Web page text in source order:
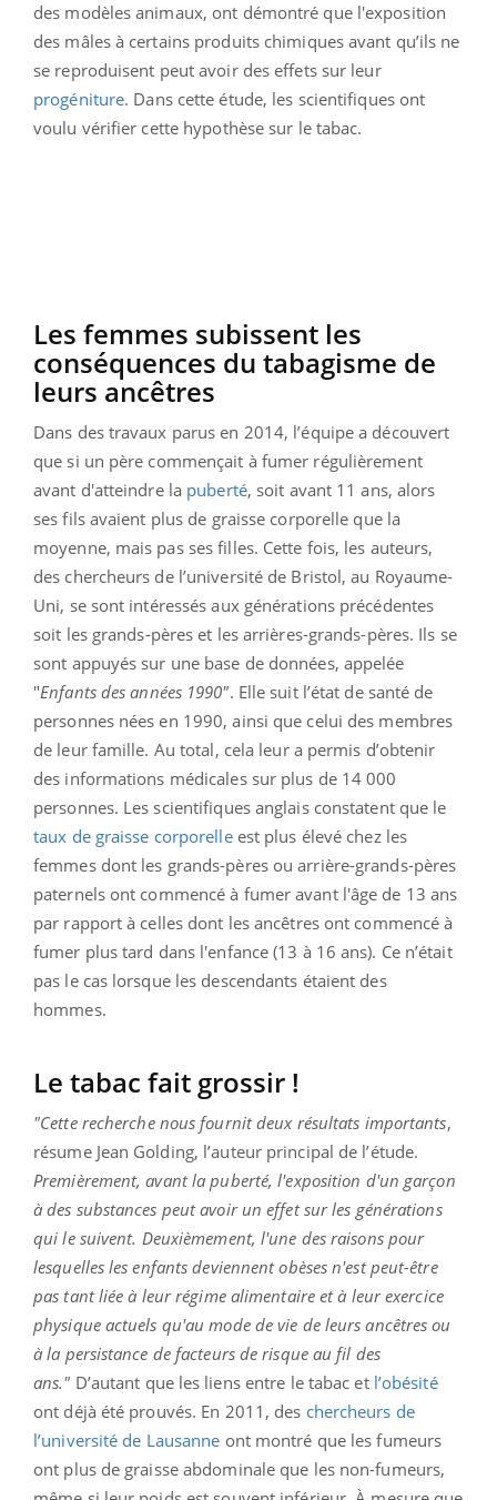
des modèles animaux, ont démontré que l'exposition
des mâles à certains produits chimiques avant qu’ils ne
se reproduisent peut avoir des effets sur leur
progéniture. Dans cette étude, les scientifiques ont
voulu vérifier cette hypothèse sur le tabac.
Les femmes subissent les
conséquences du tabagisme de
leurs ancêtres
Dans des travaux parus en 2014, l’équipe a découvert
que si un père commençait à fumer régulièrement
avant d'atteindre la puberté, soit avant 11 ans, alors
ses fils avaient plus de graisse corporelle que la
moyenne, mais pas ses filles. Cette fois, les auteurs,
des chercheurs de l’université de Bristol, au Royaume-
Uni, se sont intéressés aux générations précédentes
soit les grands-pères et les arrières-grands-pères. Ils se
sont appuyés sur une base de données, appelée
"Enfants des années 1990". Elle suit l’état de santé de
personnes nées en 1990, ainsi que celui des membres
de leur famille. Au total, cela leur a permis d’obtenir
des informations médicales sur plus de 14 000
personnes. Les scientifiques anglais constatent que le
taux de graisse corporelleest plus élevé chez les
femmes dont les grands-pères ou arrière-grands-pères
paternels ont commencé à fumer avant l'âge de 13 ans
par rapport à celles dont les ancêtres ont commencé à
fumer plus tard dans l'enfance (13 à 16 ans). Ce n’était
pas le cas lorsque les descendants étaient des
hommes.
Le tabac fait grossir !
"Cette recherche nous fournit deux résultats importants,
résume Jean Golding, l’auteur principal de l’étude.
Premièrement, avant la puberté, l'exposition d'un garçon
à des substances peut avoir un effet sur les générations
qui le suivent. Deuxièmement, l'une des raisons pour
lesquelles les enfants deviennent obèses n'est peut-être
pas tant liée à leur régime alimentaire et à leur exercice
physique actuels qu'au mode de vie de leurs ancêtres ou
à la persistance de facteurs de risque au fil des
ans." D’autant que les liens entre le tabac et l’obésité
ont déjà été prouvés. En 2011, des chercheurs de
l’université de Lausanne ont montré que les fumeurs
ont plus de graisse abdominale que les non-fumeurs,